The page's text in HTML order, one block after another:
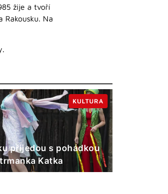
žije a tvoří
Na
přijedou s pohádkou
Katka
KULTURA